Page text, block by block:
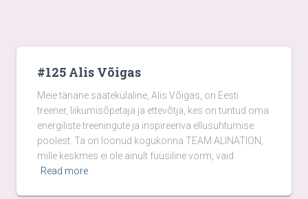
#125 Alis Võigas
Meie tänane saatekülaline, Alis Võigas, on Eesti
treener, liikumisõpetaja ja ettevõtja, kes on tuntud oma
energiliste treeningute ja inspireeriva ellusuhtumise
poolest. Ta on loonud kogukonna TEAM ALINATION,
mille keskmes ei ole ainult füüsiline vorm, vaid
Read more